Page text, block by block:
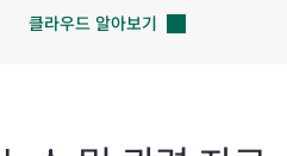
클라우드 알아보기